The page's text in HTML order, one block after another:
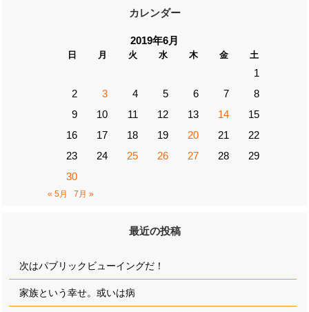
カレンダー
2019年6月
日 月 火 水 木 金 土
1
2
3 4 5 6 7
8
9
10 11 12 13 14
15
16
17 18 19 20 21
22
23
24 25 26 27 28
29
30
« 5月 7月 »
最近の投稿
次はパブリックビューイングだ！
家族という幸せ。或いは病